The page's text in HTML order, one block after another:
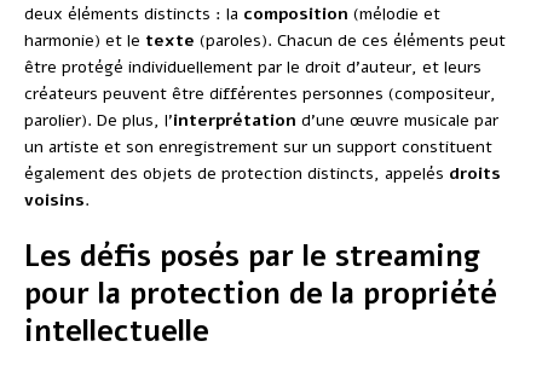
deux éléments distincts : la composition (mélodie et
harmonie) et le texte (paroles). Chacun de ces éléments peut
être protégé individuellement par le droit d’auteur, et leurs
créateurs peuvent être différentes personnes (compositeur,
parolier). De plus, l’interprétation d’une œuvre musicale par
un artiste et son enregistrement sur un support constituent
également des objets de protection distincts, appelés droits
voisins.
Les défis posés par le streaming
pour la protection de la propriété
intellectuelle